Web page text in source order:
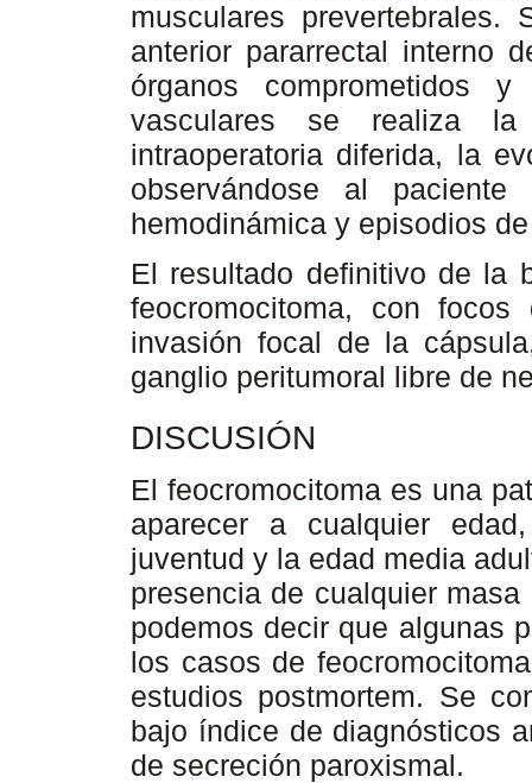
musculares prevertebrales.
anterior pararrectal interno
órganos comprometidos
vasculares se realiza
intraoperatoria diferida, la
observándose al
hemodinámica y episodios
El resultado definitivo de la
feocromocitoma, con
invasión focal de la
ganglio peritumoral libre de
DISCUSIÓN
El feocromocitoma es una
aparecer a cualquier
juventud y la edad media
presencia de cualquier
podemos decir que algunas
los casos de
estudios postmortem. Se
bajo índice de diagnósticos
de secreción paroxismal.